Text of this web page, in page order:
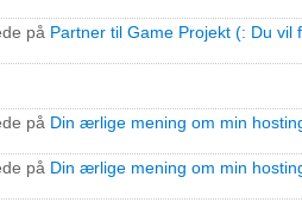
på Partner til Game Projekt (: Du vil
på Din ærlige mening om min
på Din ærlige mening om min